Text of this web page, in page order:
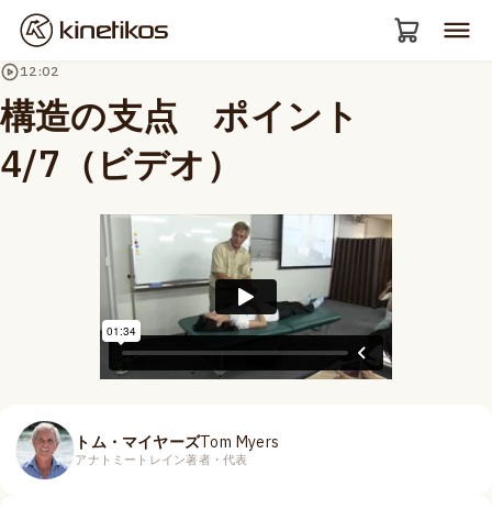
12:02
構造の支点 ポイント
4/7（ビデオ）
トム・マイヤーズTom Myers
アナトミートレイン著者・代表